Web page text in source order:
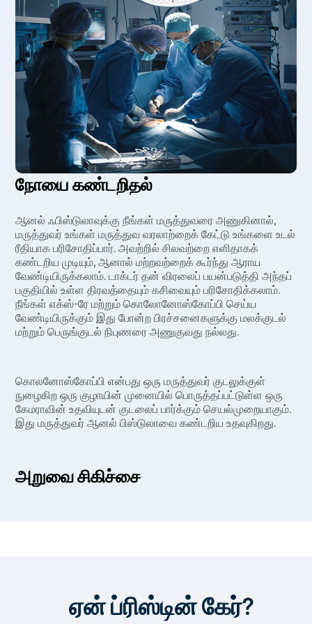
நோயை கண்டறிதல்
ஆனல் ஃபிஸ்டுலாவுக்கு நீங்கள் மருத்துவரை அணுகினால்,
மருத்துவர் உங்கள் மருத்துவ வரலாற்றைக் கேட்டு உங்களை உடல்
ரீதியாக பரிசோதிப்பார். அவற்றில் சிலவற்றை எளிதாகக்
கண்டறிய முடியும், ஆனால் மற்றவற்றைக் கூர்ந்து ஆராய
வேண்டியிருக்கலாம். டாக்டர் தன் விரலைப் பயன்படுத்தி அந்தப்
பகுதியில் உள்ள திரவத்தையும் கசிவையும் பரிசோதிக்கலாம்.
நீங்கள் எக்ஸ்-ரே மற்றும் கொலோனோஸ்கோப்பி செய்ய
வேண்டியிருக்கும் இது போன்ற பிரச்சனைகளுக்கு மலக்குடல்
மற்றும் பெருங்குடல் நிபுணரை அணுகுவது நல்லது.
கொலனோஸ்கோப்பி என்பது ஒரு மருத்துவர் குடலுக்குள்
நுழைகிற ஒரு குழாயின் முனையில் பொருத்தப்பட்டுள்ள ஒரு
கேமராவின் உதவியுடன் குடலைப் பார்க்கும் செயல்முறையாகும்.
இது மருத்துவர் ஆனல் பிஸ்டுலாவை கண்டறிய உதவுகிறது.
அறுவை சிகிச்சை
கசிவையும் பரிசோதிக்கலாம். நீங்கள் எக்ஸ்-ரே மற்றும்
கொலோனோஸ்கோப்பி செய்ய வேண்டியிருக்கும் இது போன்ற
ஏன் ப்ரிஸ்டின் கேர்?